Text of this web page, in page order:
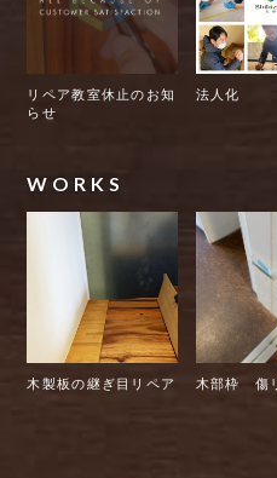
リペア教室休止のお知
らせ
法人化
WORKS
木製板の継ぎ目リペア 木部枠 傷